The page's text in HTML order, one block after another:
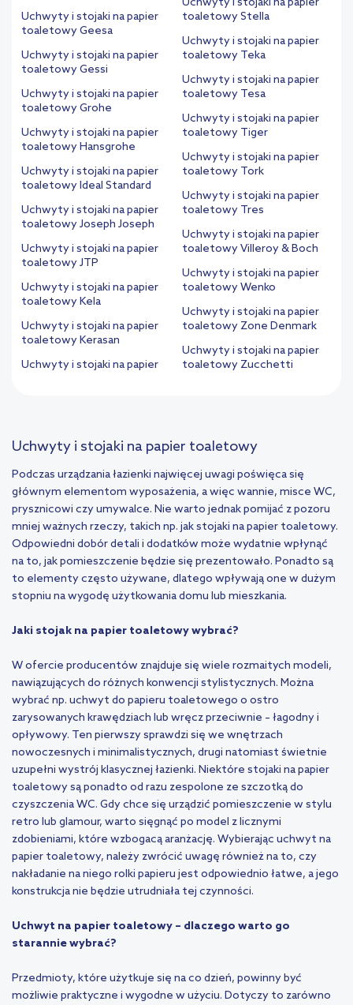
Uchwyty i stojaki na papier
toaletowy Geesa
Uchwyty i stojaki na papier
toaletowy Gessi
Uchwyty i stojaki na papier
toaletowy Grohe
Uchwyty i stojaki na papier
toaletowy Hansgrohe
Uchwyty i stojaki na papier
toaletowy Ideal Standard
Uchwyty i stojaki na papier
toaletowy Joseph Joseph
Uchwyty i stojaki na papier
toaletowy JTP
Uchwyty i stojaki na papier
toaletowy Kela
Uchwyty i stojaki na papier
toaletowy Kerasan
Uchwyty i stojaki na papier
Uchwyty i stojaki na papier
toaletowy Stella
Uchwyty i stojaki na papier
toaletowy Teka
Uchwyty i stojaki na papier
toaletowy Tesa
Uchwyty i stojaki na papier
toaletowy Tiger
Uchwyty i stojaki na papier
toaletowy Tork
Uchwyty i stojaki na papier
toaletowy Tres
Uchwyty i stojaki na papier
toaletowy Villeroy & Boch
Uchwyty i stojaki na papier
toaletowy Wenko
Uchwyty i stojaki na papier
toaletowy Zone Denmark
Uchwyty i stojaki na papier
toaletowy Zucchetti
Uchwyty i stojaki na papier toaletowy
Podczas urządzania łazienki najwięcej uwagi poświęca się
głównym elementom wyposażenia, a więc wannie, misce WC,
prysznicowi czy umywalce. Nie warto jednak pomijać z pozoru
mniej ważnych rzeczy, takich np. jak stojaki na papier toaletowy.
Odpowiedni dobór detali i dodatków może wydatnie wpłynąć
na to, jak pomieszczenie będzie się prezentowało. Ponadto są
to elementy często używane, dlatego wpływają one w dużym
stopniu na wygodę użytkowania domu lub mieszkania.
Jaki stojak na papier toaletowy wybrać?
W ofercie producentów znajduje się wiele rozmaitych modeli,
nawiązujących do różnych konwencji stylistycznych. Można
wybrać np. uchwyt do papieru toaletowego o ostro
zarysowanych krawędziach lub wręcz przeciwnie – łagodny i
opływowy. Ten pierwszy sprawdzi się we wnętrzach
nowoczesnych i minimalistycznych, drugi natomiast świetnie
uzupełni wystrój klasycznej łazienki. Niektóre stojaki na papier
toaletowy są ponadto od razu zespolone ze szczotką do
czyszczenia WC. Gdy chce się urządzić pomieszczenie w stylu
retro lub glamour, warto sięgnąć po model z licznymi
zdobieniami, które wzbogacą aranżację. Wybierając uchwyt na
papier toaletowy, należy zwrócić uwagę również na to, czy
nakładanie na niego rolki papieru jest odpowiednio łatwe, a jego
konstrukcja nie będzie utrudniała tej czynności.
Uchwyt na papier toaletowy – dlaczego warto go
starannie wybrać?
Przedmioty, które użytkuje się na co dzień, powinny być
możliwie praktyczne i wygodne w użyciu. Dotyczy to zarówno